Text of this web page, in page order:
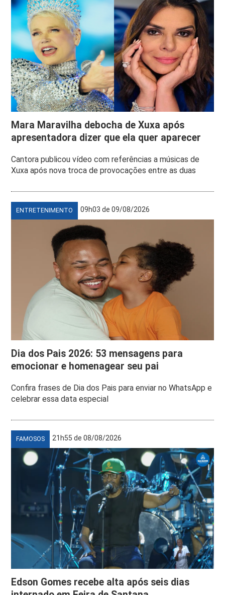
Mara Maravilha debocha de Xuxa após
apresentadora dizer que ela quer aparecer
Cantora publicou vídeo com referências a músicas de
Xuxa após nova troca de provocações entre as duas
ENTRETENIMENTO 09h03 de 09/08/2026
Dia dos Pais 2026: 53 mensagens para
emocionar e homenagear seu pai
Confira frases de Dia dos Pais para enviar no WhatsApp e
celebrar essa data especial
FAMOSOS 21h55 de 08/08/2026
Edson Gomes recebe alta após seis dias